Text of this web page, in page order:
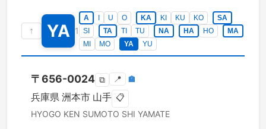
↑ YA 1
A U O KA KI KU KO
SA
SI
TA TI TU NA HA HO
MA
MI
MO YA YU
〒656-0024 ⧉ 📍 🏣
兵庫県 洲本市 山手 📋
HYOGO KEN SUMOTO SHI YAMATE